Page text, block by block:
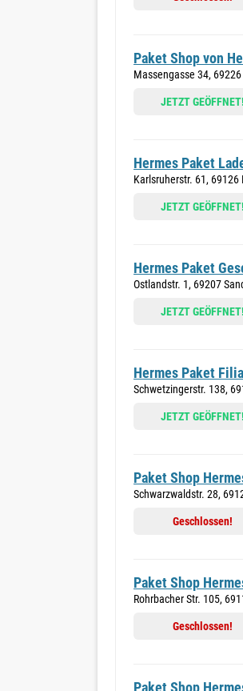
Paket Shop von
Massengasse 34,
JETZT GEÖFFNET!
Hermes Paket
Karlsruherstr. 61, 69126
JETZT GEÖFFNET!
Hermes Paket
Ostlandstr. 1, 69207
JETZT GEÖFFNET!
Hermes Paket
Schwetzingerstr. 138,
JETZT GEÖFFNET!
Paket Shop
Schwarzwaldstr. 28,
Geschlossen!
Paket Shop
Rohrbacher Str. 105,
Geschlossen!
Paket Shop